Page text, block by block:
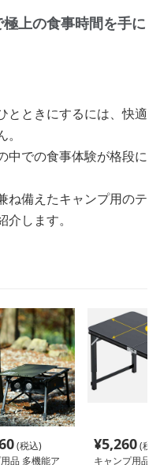
上の食事時間を手に
とときにするには、快適
中での食事体験が格段に
ね備えたキャンプ用のテ
します。
(税込)
品 多機能ア
¥5,260(税
キャンプ用品